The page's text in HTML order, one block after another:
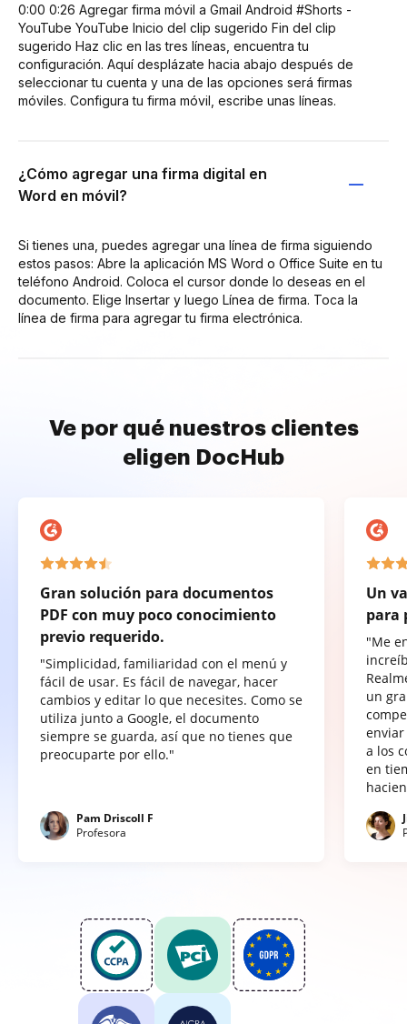
0:00 0:26 Agregar firma móvil a Gmail Android #Shorts -
YouTube YouTube Inicio del clip sugerido Fin del clip
sugerido Haz clic en las tres líneas, encuentra tu
configuración. Aquí desplázate hacia abajo después de
seleccionar tu cuenta y una de las opciones será firmas
móviles. Configura tu firma móvil, escribe unas líneas.
¿Cómo agregar una firma digital en
Word en móvil?
Si tienes una, puedes agregar una línea de firma siguiendo
estos pasos: Abre la aplicación MS Word o Office Suite en tu
teléfono Android. Coloca el cursor donde lo deseas en el
documento. Elige Insertar y luego Línea de firma. Toca la
línea de firma para agregar tu firma electrónica.
Ve por qué nuestros clientes
eligen DocHub
Gran solución para documentos
PDF con muy poco conocimiento
previo requerido.
"Simplicidad, familiaridad con el menú y
fácil de usar. Es fácil de navegar, hacer
cambios y editar lo que necesites. Como se
utiliza junto a Google, el documento
siempre se guarda, así que no tienes que
preocuparte por ello."
Pam Driscoll F
Profesora
Un
para
"Me
un
a los
en